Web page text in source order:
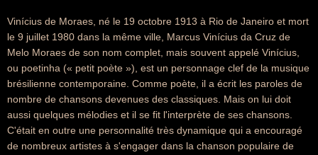
Vinícius de Moraes, né le 19 octobre 1913 à Rio de Janeiro et mort
le 9 juillet 1980 dans la même ville, Marcus Vinícius da Cruz de
Melo Moraes de son nom complet, mais souvent appelé Vinícius,
ou poetinha (« petit poète »), est un personnage clef de la musique
brésilienne contemporaine. Comme poète, il a écrit les paroles de
nombre de chansons devenues des classiques. Mais on lui doit
aussi quelques mélodies et il se fit l'interprète de ses chansons.
C'était en outre une personnalité très dynamique qui a encouragé
de nombreux artistes à s'engager dans la chanson populaire de